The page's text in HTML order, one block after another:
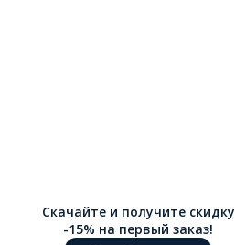
Скачайте и получите скидку
-15% на первый заказ!